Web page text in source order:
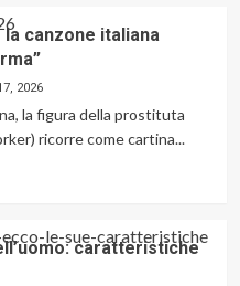
la canzone italiana
2026
la figura della prostituta
ricorre come cartina...
caratteristiche